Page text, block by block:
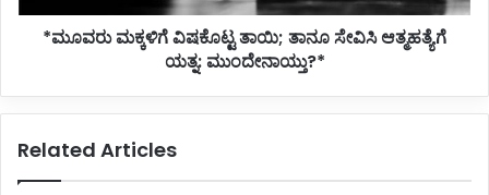
ಮುಂದೇನಾಯ್ತು?
*ಮೂವರು ಮಕ್ಕಳಿಗೆ ವಿಷಕೊಟ್ಟ ತಾಯಿ; ತಾನೂ ಸೇವಿಸಿ ಆತ್ಮಹತ್ಯೆಗೆ
ಯತ್ನ: ಮುಂದೇನಾಯ್ತು?*
Related Articles